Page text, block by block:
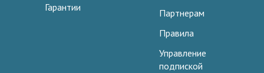
Гарантии
Партнерам
Правила
Управление
подпиской